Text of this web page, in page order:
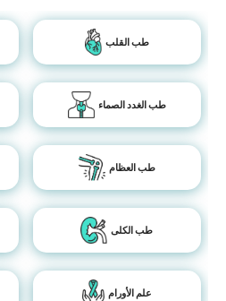
طب القلب
طب الغدد الصماء
طب العظام
طب الكلى
علم الأورام